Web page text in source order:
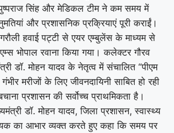
पुष्पराज सिंह और मेडिकल टीम ने कम समय में
और प्रशासनिक प्रक्रियाएं पूरी कराईं।
हवाई पट्टी से एयर एम्बुलेंस के माध्यम से
भोपाल रवाना किया गया। कलेक्टर गौरव
डॉ. मोहन यादव के नेतृत्व में संचालित “पीएम
मरीजों के लिए जीवनदायिनी साबित हो रही
प्रशासन की सर्वोच्च प्राथमिकता है।
डॉ. मोहन यादव, जिला प्रशासन, स्वास्थ्य
का आभार व्यक्त करते हुए कहा कि समय पर